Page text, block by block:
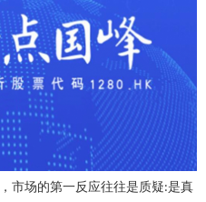
市场的第一反应往往是质疑:是真